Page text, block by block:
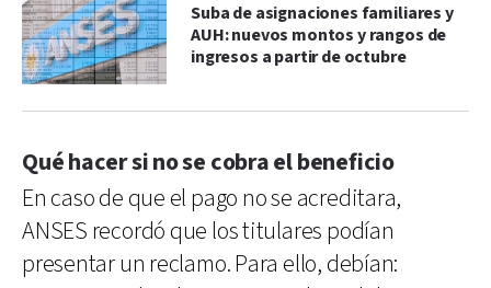
Suba de asignaciones familiares y
AUH: nuevos montos y rangos de
ingresos a partir de octubre
Qué hacer si no se cobra el beneficio
En caso de que el pago no se acreditara,
ANSES recordó que los titulares podían
presentar un reclamo. Para ello, debían: